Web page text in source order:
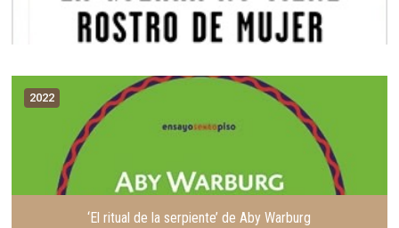
2022
‘El ritual de la serpiente’ de Aby Warburg